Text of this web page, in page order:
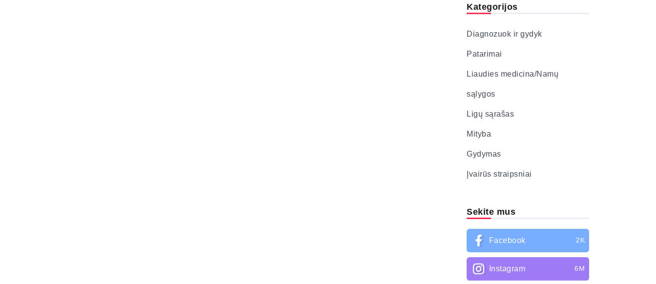
Kategorijos
Diagnozuok ir gydyk
Patarimai
Liaudies medicina/Namų
sąlygos
Ligų sąrašas
Mityba
Gydymas
Įvairūs straipsniai
Sekite mus
Facebook 2K
Instagram 6M